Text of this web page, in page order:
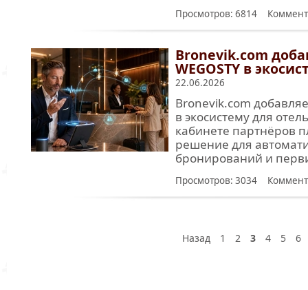
Просмотров: 6814
Bronevik.com
WEGOSTY в
22.06.2026
Bronevik.com
в экосистему для
кабинете партнёров
решение для
бронирований и
Просмотров: 3034
Назад 1 2 3 4 5 6